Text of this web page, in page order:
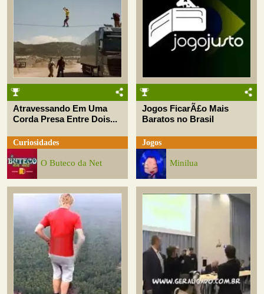
Atravessando Em Uma
Corda Presa Entre Dois...
Curiosidades
O Buteco da Net
Jogos FicarÃ£o Mais
Baratos no Brasil
Jogos
Minilua